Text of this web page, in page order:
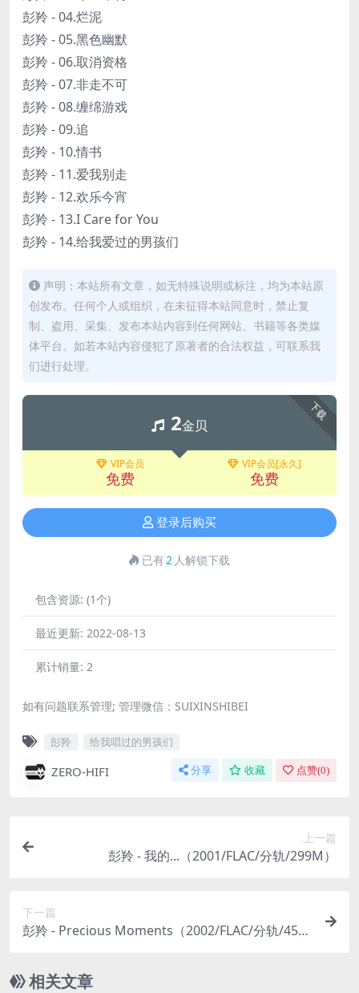
彭羚 - 04.烂泥
彭羚 - 05.黑色幽默
彭羚 - 06.取消资格
彭羚 - 07.非走不可
彭羚 - 08.缠绵游戏
彭羚 - 09.追
彭羚 - 10.情书
彭羚 - 11.爱我别走
彭羚 - 12.欢乐今宵
彭羚 - 13.I Care for You
彭羚 - 14.给我爱过的男孩们
声明：本站所有文章，如无特殊说明或标注，均为本站原
创发布。任何个人或组织，在未征得本站同意时，禁止复
制、盗用、采集、发布本站内容到任何网站、书籍等各类媒
体平台。如若本站内容侵犯了原著者的合法权益，可联系我
们进行处理。
下载
2金贝
VIP会员
免费
VIP会员[永久]
免费
登录后购买
已有2 人解锁下载
包含资源: (1个)
最近更新: 2022-08-13
累计销量: 2
如有问题联系管理; 管理微信：SUIXINSHIBEI
彭羚 给我唱过的男孩们
ZERO-HIFI 分享 收藏 点赞(0)
上一篇
彭羚 - 我的...（2001/FLAC/分轨/299M）
下一篇
彭羚 - Precious Moments（2002/FLAC/分轨/453
相关文章